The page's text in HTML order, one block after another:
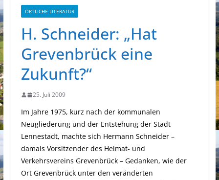
ÖRTLICHE LITERATUR
H. Schneider: „Hat
Grevenbrück eine
Zukunft?“
25. Juli 2009
Im Jahre 1975, kurz nach der kommunalen
Neugliederung und der Entstehung der Stadt
Lennestadt, machte sich Hermann Schneider –
damals Vorsitzender des Heimat- und
Verkehrsvereins Grevenbrück – Gedanken, wie der
Ort Grevenbrück unter den veränderten